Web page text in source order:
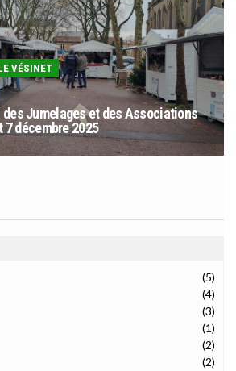
VÉSINET
des Jumelages et des Associations
7 décembre 2025
(5)
(4)
(3)
(1)
(2)
(2)